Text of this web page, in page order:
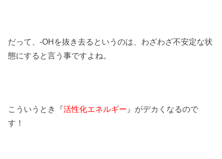
だって、-OHを抜き去るというのは、わざわざ不安定な状
態にすると言う事ですよね。
こういうとき『活性化エネルギー 』がデカくなるので
す！